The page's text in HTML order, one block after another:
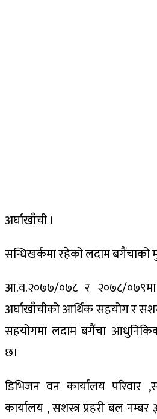
अर्घाखाँची ।
सन्धिखर्कमा रहेको लदाम बगैंचाको
आ.व.२०७७/०७८ र २०७८/
अर्घाखाँचीको आर्थिक सहयोग र
सहयोगमा लदाम बगैंचा
छ।
डिभिजन वन कार्यालय परिवार
कार्यालय , सशस्त्र प्रहरी बल